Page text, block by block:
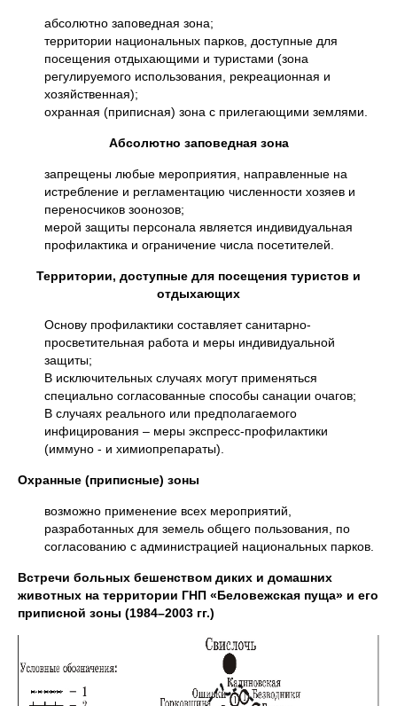
абсолютно заповедная зона;
территории национальных парков, доступные для
посещения отдыхающими и туристами (зона
регулируемого использования, рекреационная и
хозяйственная);
охранная (приписная) зона с прилегающими землями.
Абсолютно заповедная зона
запрещены любые мероприятия, направленные на
истребление и регламентацию численности хозяев и
переносчиков зоонозов;
мерой защиты персонала является индивидуальная
профилактика и ограничение числа посетителей.
Территории, доступные для посещения туристов и
отдыхающих
Основу профилактики составляет санитарно-
просветительная работа и меры индивидуальной
защиты;
В исключительных случаях могут применяться
специально согласованные способы санации очагов;
В случаях реального или предполагаемого
инфицирования – меры экспресс-профилактики
(иммуно - и химиопрепараты).
Охранные (приписные) зоны
возможно применение всех мероприятий,
разработанных для земель общего пользования, по
согласованию с администрацией национальных парков.
Встречи больных бешенством диких и домашних
животных на территории ГНП «Беловежская пуща» и его
приписной зоны (1984–2003 гг.)